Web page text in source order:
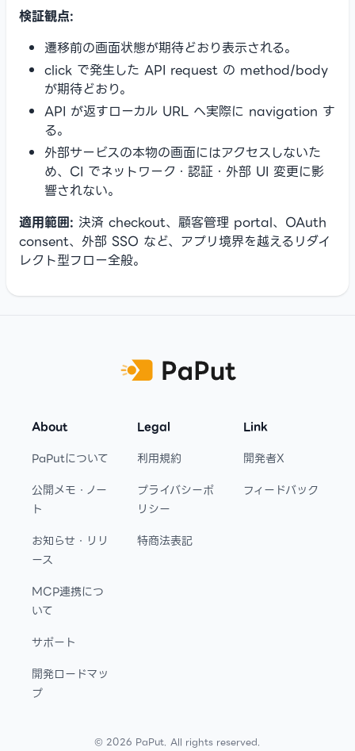
検証観点:
遷移前の画面状態が期待どおり表示される。
click で発生した API request の method/body
が期待どおり。
API が返すローカル URL へ実際に navigation す
る。
外部サービスの本物の画面にはアクセスしないた
め、CI でネットワーク・認証・外部 UI 変更に影
響されない。
適用範囲: 決済 checkout、顧客管理 portal、OAuth
consent、外部 SSO など、アプリ境界を越えるリダイ
レクト型フロー全般。
About
PaPutについて
公開メモ・ノー
ト
お知らせ・リリ
ース
MCP連携につ
いて
サポート
開発ロードマッ
プ
Legal
利用規約
プライバシーポ
リシー
特商法表記
Link
開発者X
フィードバック
© 2026 PaPut. All rights reserved.